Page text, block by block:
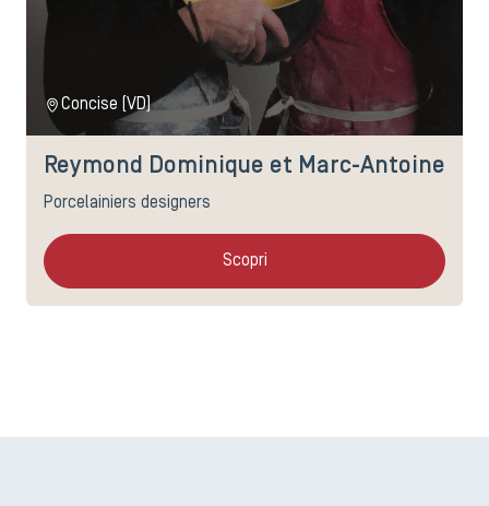
Concise (VD)
Reymond Dominique et Marc-Antoine
Porcelainiers designers
Scopri